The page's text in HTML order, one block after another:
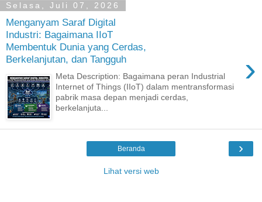
Selasa, Juli 07, 2026
Menganyam Saraf Digital
Industri: Bagaimana IIoT
Membentuk Dunia yang Cerdas,
Berkelanjutan, dan Tangguh
›
Meta Description: Bagaimana peran Industrial
Internet of Things (IIoT) dalam mentransformasi
pabrik masa depan menjadi cerdas,
berkelanjuta...
›
Beranda
Lihat versi web